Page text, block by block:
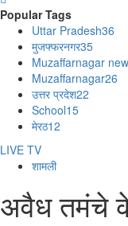
Popular Tags
Uttar Pradesh36
मुजफ्फरनगर35
Muzaffarnagar
Muzaffarnagar26
उत्तर प्रदेश22
School15
मेरठ12
LIVE TV
शामली
अवैध तमंचे